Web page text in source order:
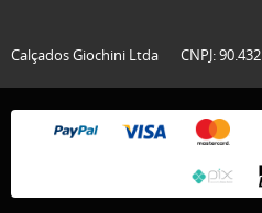
Calçados Giochini Ltda CNPJ: